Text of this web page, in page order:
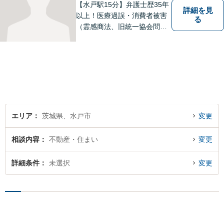
【水戸駅15分】弁護士歴35年
以上！医療過誤・消費者被害
（霊感商法、旧統一協会問題
詳細を見
る
エリア 茨城県、水戸市 変更
相談内容 不動産・住まい 変更
詳細条件 未選択 変更